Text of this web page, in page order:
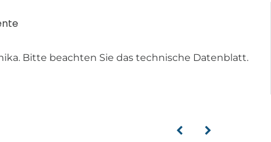
Bitte beachten Sie das technische Datenblatt.